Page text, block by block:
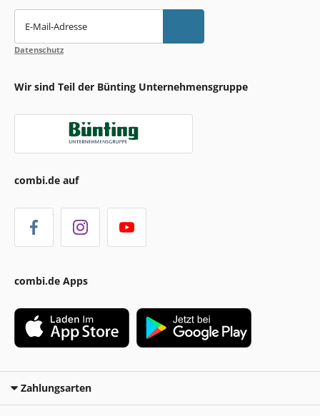
E-Mail-Adresse
Datenschutz
Wir sind Teil der Bünting Unternehmensgruppe
combi.de auf
combi.de Apps
Zahlungsarten